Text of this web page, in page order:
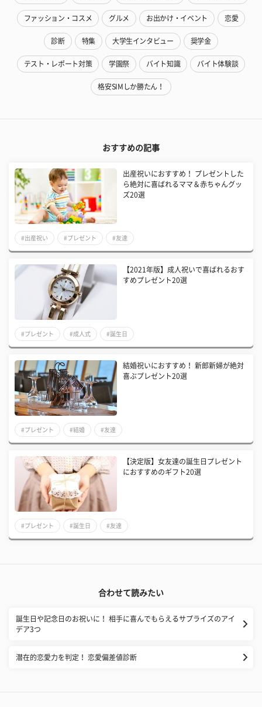
ファッション・コスメ グルメ お出かけ・イベント 恋愛
診断 特集 大学生インタビュー 奨学金
テスト・レポート対策 学園祭 バイト知識 バイト体験談
格安SIMしか勝たん！
おすすめの記事
出産祝いにおすすめ！ プレゼントした
ら絶対に喜ばれるママ＆赤ちゃんグッ
ズ20選
#出産祝い #プレゼント #友達
【2021年版】成人祝いで喜ばれるおす
すめプレゼント20選
#プレゼント #成人式 #誕生日
結婚祝いにおすすめ！ 新郎新婦が絶対
喜ぶプレゼント20選
#プレゼント #結婚 #友達
【決定版】女友達の誕生日プレゼント
におすすめのギフト20選
#プレゼント #誕生日 #友達
合わせて読みたい
誕生日や記念日のお祝いに！ 相手に喜んでもらえるサプライズのアイ
デア3つ
潜在的恋愛力を判定！ 恋愛偏差値診断